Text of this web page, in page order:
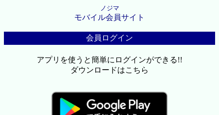
ノジマ
モバイル会員サイト
会員ログイン
アプリを使うと簡単にログインができる!!
ダウンロードはこちら